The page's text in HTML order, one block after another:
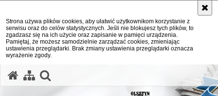
Strona używa plików cookies, aby ułatwić użytkownikom korzystanie z
serwisu oraz do celów statystycznych. Jeśli nie blokujesz tych plików, to
zgadzasz się na ich użycie oraz zapisanie w pamięci urządzenia.
Pamiętaj, że możesz samodzielnie zarządzać cookies, zmieniając
ustawienia przeglądarki. Brak zmiany ustawienia przeglądarki oznacza
wyrażenie zgody.